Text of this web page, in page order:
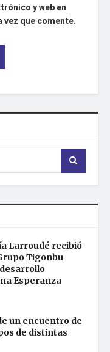
y web en
vez que comente.
Larroudé recibió
Tigonbu
Esperanza
un encuentro de
de distintas